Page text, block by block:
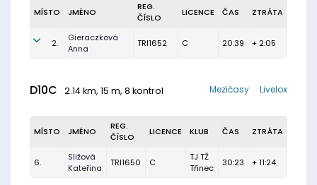
MÍSTO JMÉNO
REG.
ČÍSLO
LICENCE ČAS ZTRÁTA
2.
Gieraczková
Anna
TRI1652 C 20:39 + 2:05
D10C 2.14 km, 15 m, 8 kontrol Livelox
Mezičasy
MÍSTO JMÉNO
REG.
ČÍSLO
LICENCE KLUB ČAS ZTRÁTA
6.
Sližová
Kateřina
TRI1650 C
TJ TŽ
Třinec
30:23 + 11:24